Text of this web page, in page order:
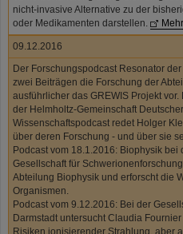
nicht-invasive Alternative zu der
oder Medikamenten darstellen.
Mehr
09.12.2016
Der Forschungspodcast Resonator
zwei Beiträgen die Forschung der
ausführlicher das GREWIS Projekt
der Helmholtz-Gemeinschaft
Wissenschaftspodcast redet Holger
über deren Forschung - und über sie
Podcast vom 18.1.2016: Biophysik bei
Gesellschaft für
Abteilung Biophysik und erforscht die
Organismen.
Podcast vom 9.12.2016: Bei der
Darmstadt untersucht Claudia
Risiken ionisierender Strahlung, aber